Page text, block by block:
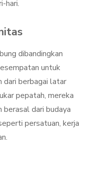
hari.
dibandingkan
untuk
dari berbagai latar
pepatah, mereka
berasal dari budaya
persatuan, kerja